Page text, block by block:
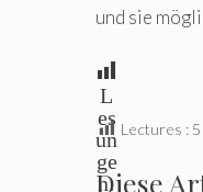
und sie
L
es
un
ge
n:
Lectures : 5
Diese